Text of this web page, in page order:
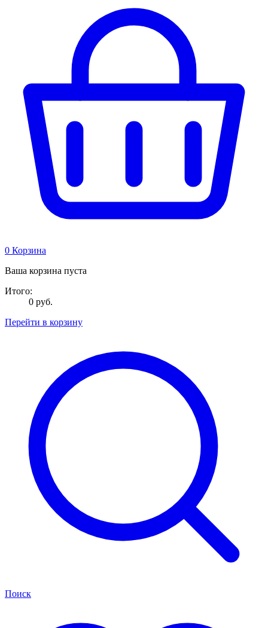
0 Корзина
Ваша корзина пуста
Итого:
0 руб.
Перейти в корзину
Поиск